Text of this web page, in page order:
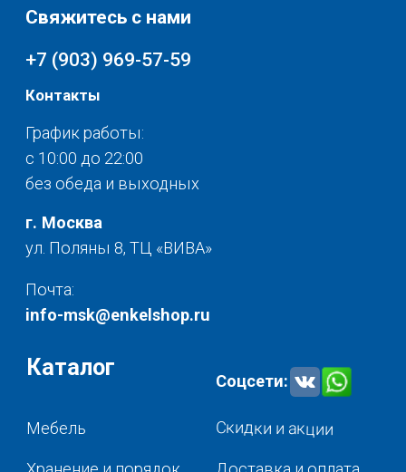
Разное
© 2025 - Интернет-магазин Enkelshop.ru
Политика конфиденциальности